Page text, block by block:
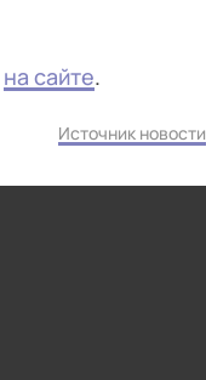
на сайте.
Источник новости